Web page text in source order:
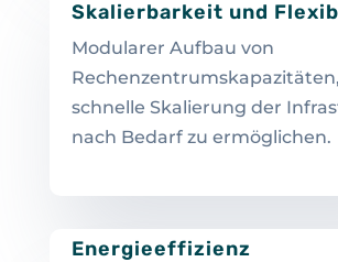
Skalierbarkeit und
Modularer Aufbau von
schnelle Skalierung der
nach Bedarf zu ermöglichen.
Energieeffizienz